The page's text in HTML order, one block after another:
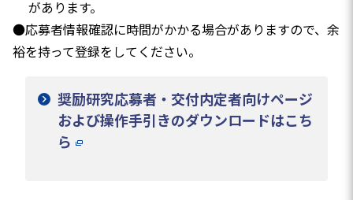
があります。
●応募者情報確認に時間がかかる場合がありますので、余
裕を持って登録をしてください。
奨励研究応募者・交付内定者向けページ
および操作手引きのダウンロードはこち
ら